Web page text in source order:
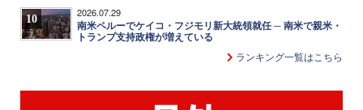
10 2026.07.29
南米ペルーでケイコ・フジモリ新大統領就任 ─ 南米で親米・
トランプ支持政権が増えている
ランキング一覧はこちら